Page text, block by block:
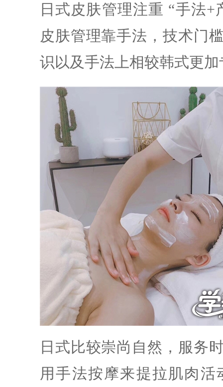
日式皮肤管理注重 “手法
皮肤管理靠手法，技术门
识以及手法上相较韩式更加
日式比较崇尚自然，服务
用手法按摩来提拉肌肉